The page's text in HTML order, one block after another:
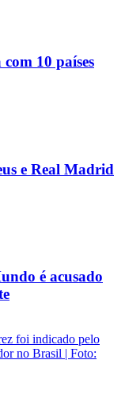
10 países
e Real Madrid
é acusado